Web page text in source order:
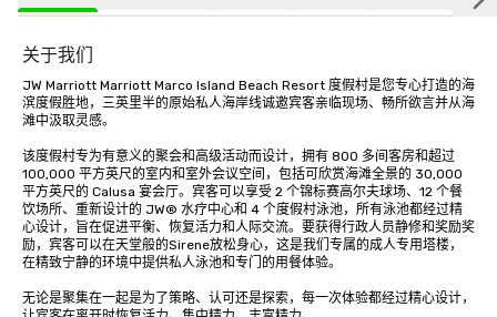
关于我们
JW Marriott Marriott Marco Island Beach Resort 度假村是您专心打造的海
滨度假胜地，三英里半的原始私人海岸线诚邀宾客亲临现场、畅所欲言并从海
滩中汲取灵感。
该度假村专为有意义的聚会和高级活动而设计，拥有 800 多间客房和超过
100,000 平方英尺的室内和室外会议空间，包括可欣赏海滩全景的 30,000
平方英尺的 Calusa 宴会厅。宾客可以享受 2 个锦标赛高尔夫球场、12 个餐
饮场所、重新设计的 JW® 水疗中心和 4 个度假村泳池，所有泳池都经过精
心设计，旨在促进平衡、恢复活力和人际交流。要获得行政人员静修和奖励奖
励，宾客可以在天堂般的Sirene放松身心，这是我们专属的成人专用塔楼，
在精致宁静的环境中提供私人泳池和专门的用餐体验。
无论是聚集在一起是为了策略、认可还是探索，每一次体验都经过精心设计，